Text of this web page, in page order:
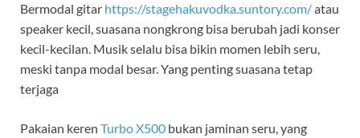
Bermodal gitar https://stagehakuvodka.suntory.com/atau
speaker kecil, suasana nongkrong bisa berubah jadi konser
kecil-kecilan. Musik selalu bisa bikin momen lebih seru,
meski tanpa modal besar. Yang penting suasana tetap
terjaga
Pakaian keren Turbo X500 bukan jaminan seru, yang